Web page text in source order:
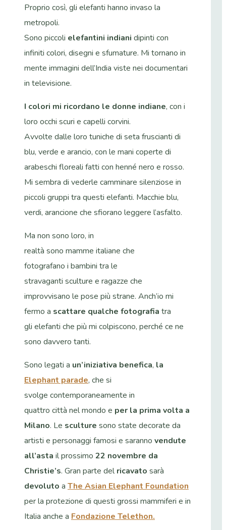
Proprio così, gli elefanti hanno invaso la
metropoli.
Sono piccoli elefantini indiani dipinti con
infiniti colori, disegni e sfumature. Mi tornano in
mente immagini dell’India viste nei documentari
in televisione.
I colori mi ricordano le donne indiane, con i
loro occhi scuri e capelli corvini.
Avvolte dalle loro tuniche di seta fruscianti di
blu, verde e arancio, con le mani coperte di
arabeschi floreali fatti con henné nero e rosso.
Mi sembra di vederle camminare silenziose in
piccoli gruppi tra questi elefanti. Macchie blu,
verdi, arancione che sfiorano leggere l’asfalto.
Ma non sono loro, in
realtà sono mamme italiane che
fotografano i bambini tra le
stravaganti sculture e ragazze che
improvvisano le pose più strane. Anch’io mi
fermo a scattare qualche fotografia tra
gli elefanti che più mi colpiscono, perché ce ne
sono davvero tanti.
Sono legati a un’iniziativa benefica, la
Elephant parade, che si
svolge contemporaneamente in
quattro città nel mondo e per la prima volta a
Milano. Le sculture sono state decorate da
artisti e personaggi famosi e saranno vendute
all’asta il prossimo 22 novembre da
Christie’s. Gran parte delricavato sarà
devoluto a The Asian Elephant Foundation
per la protezione di questi grossi mammiferi e in
Italia anche a Fondazione Telethon.